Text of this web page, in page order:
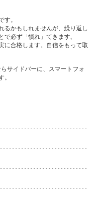
す。
るかもしれませんが、繰り返し
必ず「慣れ」てきます。
に合格します。自信をもって取
サイドバーに、スマートフォ
。